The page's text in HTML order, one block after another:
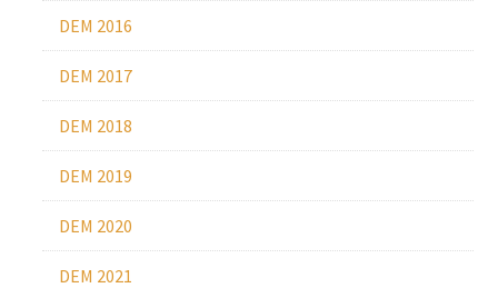
DEM 2016
DEM 2017
DEM 2018
DEM 2019
DEM 2020
DEM 2021